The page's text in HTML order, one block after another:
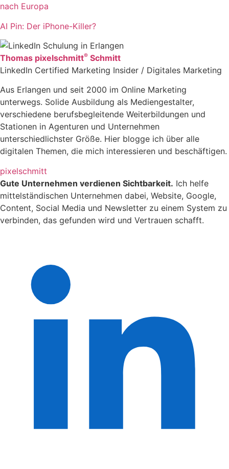
nach Europa
AI Pin: Der iPhone-Killer?
Thomas pixelschmitt® Schmitt
LinkedIn Certified Marketing Insider / Digitales Marketing
Aus Erlangen und seit 2000 im Online Marketing
unterwegs. Solide Ausbildung als Mediengestalter,
verschiedene berufsbegleitende Weiterbildungen und
Stationen in Agenturen und Unternehmen
unterschiedlichster Größe. Hier blogge ich über alle
digitalen Themen, die mich interessieren und beschäftigen.
pixelschmitt
Gute Unternehmen verdienen Sichtbarkeit. Ich helfe
mittelständischen Unternehmen dabei, Website, Google,
Content, Social Media und Newsletter zu einem System zu
verbinden, das gefunden wird und Vertrauen schafft.